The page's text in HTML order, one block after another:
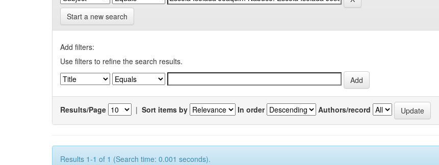
Start a new search
Add filters:
Use filters to refine the search results.
Results/Page | Sort items by In order Authors/record
Results 1-1 of 1 (Search time: 0.001 seconds).